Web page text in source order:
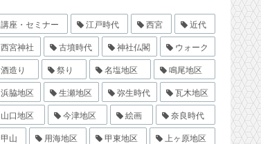
講座・セミナー 江戸時代 西宮
近代
西宮神社
古墳時代 神社仏閣
ウォーク
酒造り
祭り 名塩地区
鳴尾地区
浜脇地区
生瀬地区 弥生時代
瓦木地区
山口地区
今津地区 絵画
奈良時代
甲山
用海地区 甲東地区
上ヶ原地区